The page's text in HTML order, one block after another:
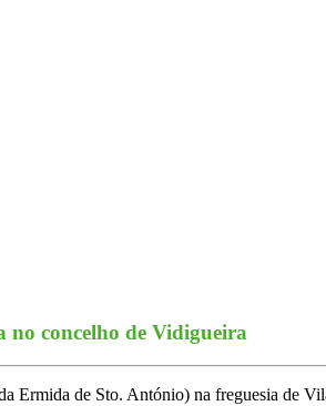
concelho de Vidigueira
Ermida de Sto. António) na freguesia de